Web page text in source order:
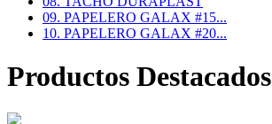
09. PAPELERO GALAX #15...
10. PAPELERO GALAX #20...
Productos Destacados